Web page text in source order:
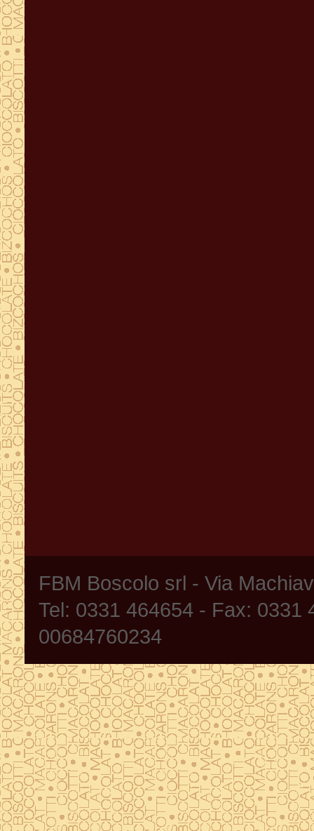
FBM Boscolo srl - Via
Tel: 0331 464654 - Fax: 0331
00684760234